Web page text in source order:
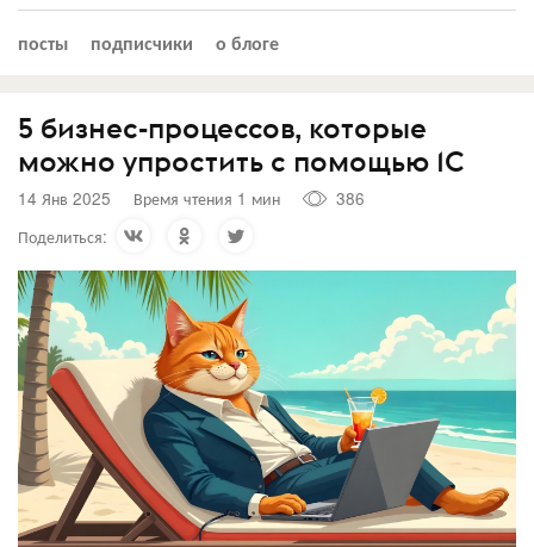
посты подписчики о блоге
5 бизнес-процессов, которые
можно упростить с помощью 1С
14 Янв 2025 Время чтения 1 мин
386
Поделиться: